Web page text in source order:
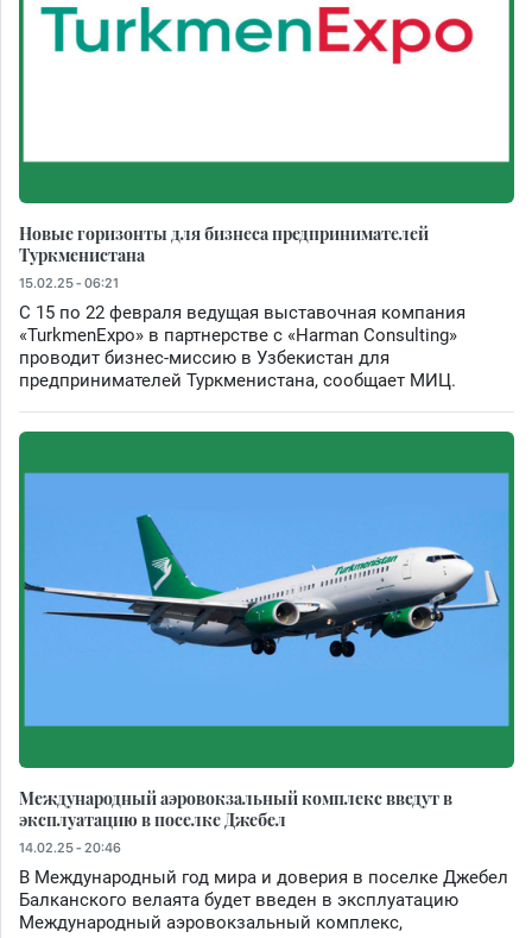
Новые горизонты для бизнеса предпринимателей
Туркменистана
15.02.25 - 06:21
С 15 по 22 февраля ведущая выставочная компания
«TurkmenExpo» в партнерстве с «Harman Consulting»
проводит бизнес-миссию в Узбекистан для
предпринимателей Туркменистана, сообщает МИЦ.
Международный аэровокзальный комплекс введут в
эксплуатацию в поселке Джебел
14.02.25 - 20:46
В Международный год мира и доверия в поселке Джебел
Балканского велаята будет введен в эксплуатацию
Международный аэровокзальный комплекс,